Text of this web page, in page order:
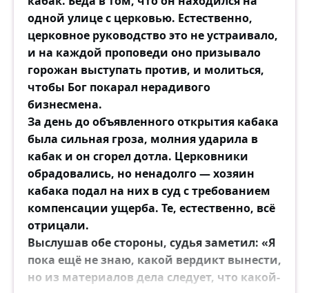
одной улице с церковью. Естественно,
церковное руководство это не устраивало,
и на каждой проповеди оно призывало
горожан выступать против, и молиться,
чтобы Бог покарал нерадивого
бизнесмена.
За день до объявленного открытия кабака
была сильная гроза, молния ударила в
кабак и он сгорел дотла. Церковники
обрадовались, но ненадолго — хозяин
кабака подал на них в суд с требованием
компенсации ущерба. Те, естественно, всё
отрицали.
Выслушав обе стороны, судья заметил: «Я
пока ещё не знаю, какой вердикт вынести,
но из материалов дела следует, что какой-